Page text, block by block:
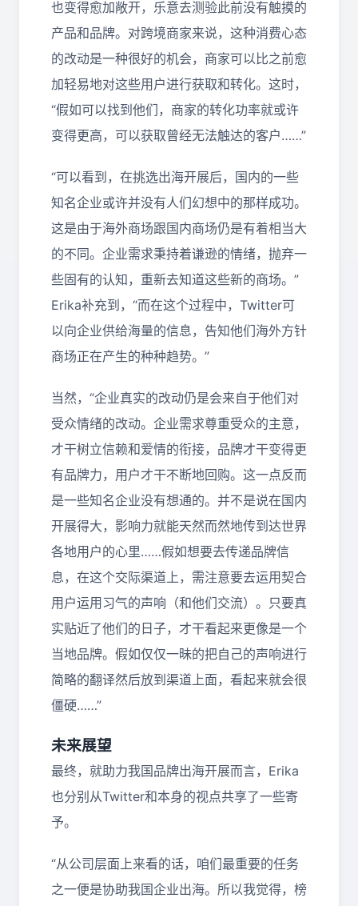
也变得愈加敞开，乐意去测验此前没有触摸的
产品和品牌。对跨境商家来说，这种消费心态
的改动是一种很好的机会，商家可以比之前愈
加轻易地对这些用户进行获取和转化。这时，
“假如可以找到他们，商家的转化功率就或许
变得更高，可以获取曾经无法触达的客户……”
“可以看到，在挑选出海开展后，国内的一些
知名企业或许并没有人们幻想中的那样成功。
这是由于海外商场跟国内商场仍是有着相当大
的不同。企业需求秉持着谦逊的情绪，抛弃一
些固有的认知，重新去知道这些新的商场。”
Erika补充到，“而在这个过程中，Twitter可
以向企业供给海量的信息，告知他们海外方针
商场正在产生的种种趋势。”
当然，“企业真实的改动仍是会来自于他们对
受众情绪的改动。企业需求尊重受众的主意，
才干树立信赖和爱情的衔接，品牌才干变得更
有品牌力，用户才干不断地回购。这一点反而
是一些知名企业没有想通的。并不是说在国内
开展得大，影响力就能天然而然地传到达世界
各地用户的心里……假如想要去传递品牌信
息，在这个交际渠道上，需注意要去运用契合
用户运用习气的声响（和他们交流）。只要真
实贴近了他们的日子，才干看起来更像是一个
当地品牌。假如仅仅一昧的把自己的声响进行
简略的翻译然后放到渠道上面，看起来就会很
僵硬……”
未来展望
最终，就助力我国品牌出海开展而言，Erika
也分别从Twitter和本身的视点共享了一些寄
予。
“从公司层面上来看的话，咱们最重要的任务
之一便是协助我国企业出海。所以我觉得，榜